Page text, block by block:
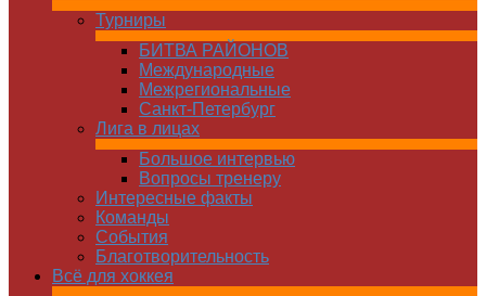
Турниры
БИТВА РАЙОНОВ
Международные
Межрегиональные
Санкт-Петербург
Лига в лицах
Большое интервью
Вопросы тренеру
Интересные факты
Команды
Cобытия
Благотворительность
Всё для хоккея